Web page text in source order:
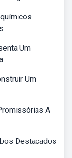
Um
Um
A
Destacados